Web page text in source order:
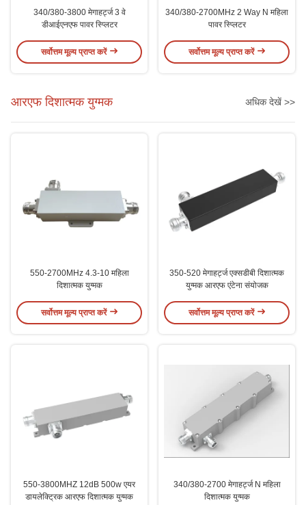
340/380-3800 मेगाहर्ट्ज 3 वे
डीआईएनएफ पावर स्प्लिटर
सर्वोत्तम मूल्य प्राप्त करें
340/380-2700MHz 2 Way N महिला
पावर स्प्लिटर
सर्वोत्तम मूल्य प्राप्त करें
आरएफ दिशात्मक युग्मक अधिक देखें >>
550-2700MHz 4.3-10 महिला
दिशात्मक युग्मक
सर्वोत्तम मूल्य प्राप्त करें
350-520 मेगाहर्ट्ज एक्सडीबी दिशात्मक
युग्मक आरएफ एंटेना संयोजक
सर्वोत्तम मूल्य प्राप्त करें
550-3800MHZ 12dB 500w एयर
डायलेक्ट्रिक आरएफ दिशात्मक युग्मक
340/380-2700 मेगाहर्ट्ज N महिला
दिशात्मक युग्मक